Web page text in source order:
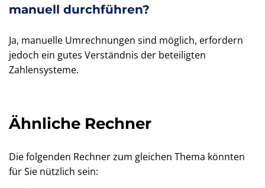
manuell durchführen?
Ja, manuelle Umrechnungen sind möglich, erfordern
jedoch ein gutes Verständnis der beteiligten
Zahlensysteme.
Ähnliche Rechner
Die folgenden Rechner zum gleichen Thema könnten
für Sie nützlich sein: